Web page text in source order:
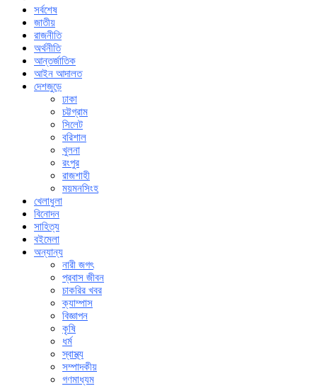
সর্বশেষ
জাতীয়
রাজনীতি
অর্থনীতি
আন্তর্জাতিক
আইন আদালত
দেশজুড়ে
ঢাকা
চট্টগ্রাম
সিলেট
বরিশাল
খুলনা
রংপুর
রাজশাহী
ময়মনসিংহ
খেলাধুলা
বিনোদন
সাহিত্য
বইমেলা
অন্যান্য
নারী জগৎ
প্রবাস জীবন
চাকরির খবর
ক্যাম্পাস
বিজ্ঞাপন
কৃষি
ধর্ম
স্বাস্থ্য
সম্পাদকীয়
গণমাধ্যম